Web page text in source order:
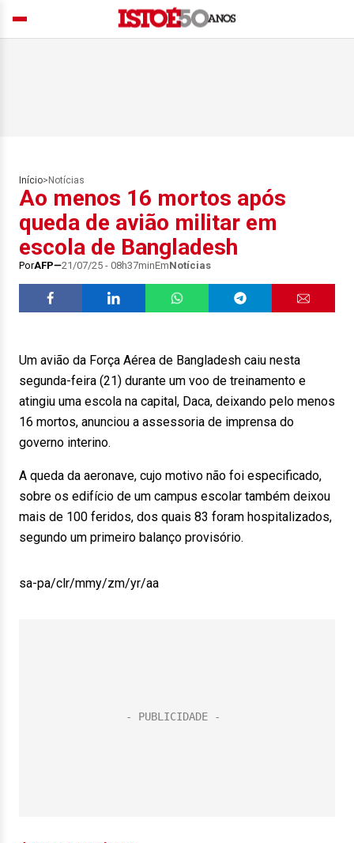
Início> Notícias
Ao menos 16 mortos após
queda de avião militar em
escola de Bangladesh
PorAFP 21/07/25 - 08h37minEmNotícias
Um avião da Força Aérea de Bangladesh caiu nesta
segunda-feira (21) durante um voo de treinamento e
atingiu uma escola na capital, Daca, deixando pelo menos
16 mortos, anunciou a assessoria de imprensa do
governo interino.
A queda da aeronave, cujo motivo não foi especificado,
sobre os edifício de um campus escolar também deixou
mais de 100 feridos, dos quais 83 foram hospitalizados,
segundo um primeiro balanço provisório.
sa-pa/clr/mmy/zm/yr/aa